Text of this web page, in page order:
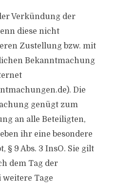
Verkündung der
diese nicht
Zustellung bzw. mit
Bekanntmachung
Die
genügt zum
an alle Beteiligten,
ihr eine besondere
§ 9 Abs. 3 InsO. Sie gilt
dem Tag der
Tage